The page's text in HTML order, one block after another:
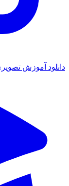
دانلود آموزش